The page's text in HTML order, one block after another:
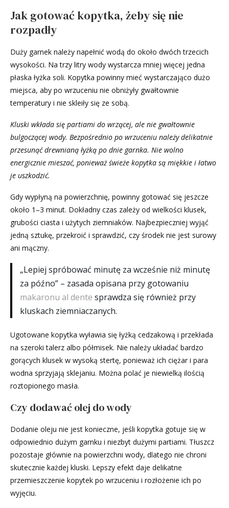
Jak gotować kopytka, żeby się nie
rozpadły
Duży garnek należy napełnić wodą do około dwóch trzecich
wysokości. Na trzy litry wody wystarcza mniej więcej jedna
płaska łyżka soli. Kopytka powinny mieć wystarczająco dużo
miejsca, aby po wrzuceniu nie obniżyły gwałtownie
temperatury i nie skleiły się ze sobą.
Kluski wkłada się partiami do wrzącej, ale nie gwałtownie
bulgoczącej wody. Bezpośrednio po wrzuceniu należy delikatnie
przesunąć drewnianą łyżką po dnie garnka. Nie wolno
energicznie mieszać, ponieważ świeże kopytka są miękkie i łatwo
je uszkodzić.
Gdy wypłyną na powierzchnię, powinny gotować się jeszcze
około 1–3 minut. Dokładny czas zależy od wielkości klusek,
grubości ciasta i użytych ziemniaków. Najbezpieczniej wyjąć
jedną sztukę, przekroić i sprawdzić, czy środek nie jest surowy
ani mączny.
„Lepiej spróbować minutę za wcześnie niż minutę
za późno” – zasada opisana przy gotowaniu
makaronu al dente sprawdza się również przy
kluskach ziemniaczanych.
Ugotowane kopytka wyławia się łyżką cedzakową i przekłada
na szeroki talerz albo półmisek. Nie należy układać bardzo
gorących klusek w wysoką stertę, ponieważ ich ciężar i para
wodna sprzyjają sklejaniu. Można polać je niewielką ilością
roztopionego masła.
Czy dodawać olej do wody
Dodanie oleju nie jest konieczne, jeśli kopytka gotuje się w
odpowiednio dużym garnku i niezbyt dużymi partiami. Tłuszcz
pozostaje głównie na powierzchni wody, dlatego nie chroni
skutecznie każdej kluski. Lepszy efekt daje delikatne
przemieszczenie kopytek po wrzuceniu i rozłożenie ich po
wyjęciu.